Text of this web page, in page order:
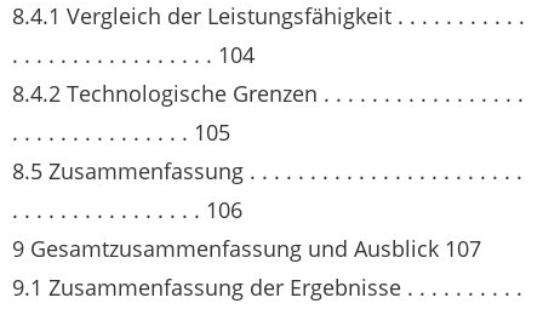
8.4.1 Vergleich der Leistungsfähigkeit . . . . . . . . . . .
. . . . . . . . . . . . . . . . . 104
8.4.2 Technologische Grenzen . . . . . . . . . . . . . . . . .
. . . . . . . . . . . . . . . 105
8.5 Zusammenfassung . . . . . . . . . . . . . . . . . . . . . . .
. . . . . . . . . . . . . . . . 106
9 Gesamtzusammenfassung und Ausblick 107
9.1 Zusammenfassung der Ergebnisse . . . . . . . . . .